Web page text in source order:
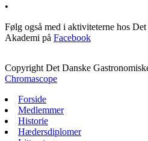
•
Følg også med i aktiviteterne hos
Akademi på Facebook
Copyright Det Danske
Chromascope
Forside
Medlemmer
Historie
Hædersdiplomer